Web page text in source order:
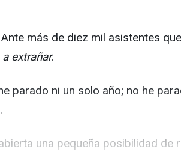
más de diez mil asistentes
extrañar.
parado ni un solo año; no he
una pequeña posibilidad de